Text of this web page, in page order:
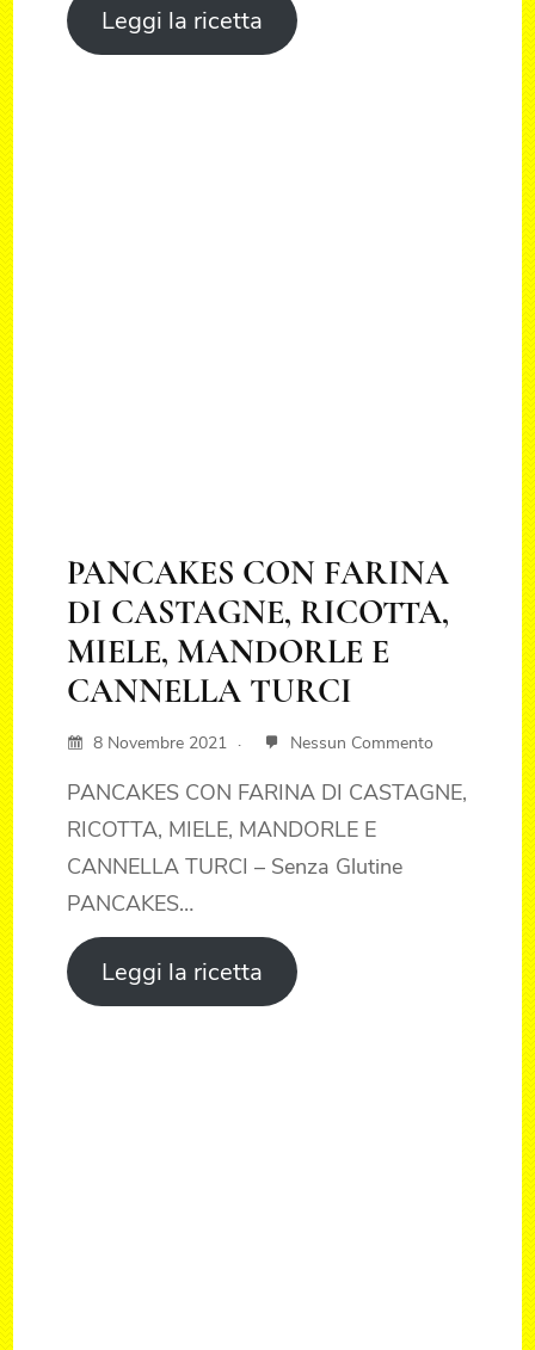
Leggi la ricetta
PANCAKES CON FARINA
DI CASTAGNE, RICOTTA,
MIELE, MANDORLE E
CANNELLA TURCI
8 Novembre 2021 Nessun Commento
PANCAKES CON FARINA DI CASTAGNE,
RICOTTA, MIELE, MANDORLE E
CANNELLA TURCI – Senza Glutine
PANCAKES…
Leggi la ricetta